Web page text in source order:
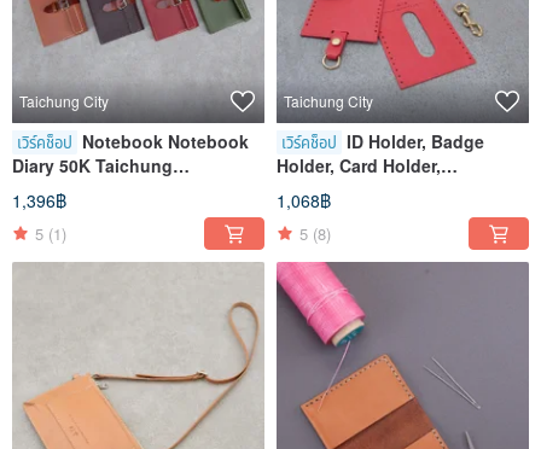
Taichung City
เวิร์คช็อป Notebook Notebook
Diary 50K Taichung
Handmade Leather Experience
Course Shen Ji New Village
1,396฿
5 (1)
Taichung City
เวิร์คช็อป ID Holder, Badge
Holder, Card Holder,
Handmade Leather, Workshop
Experience, Taichung, Shen Ji
New Village
1,068฿
5 (8)